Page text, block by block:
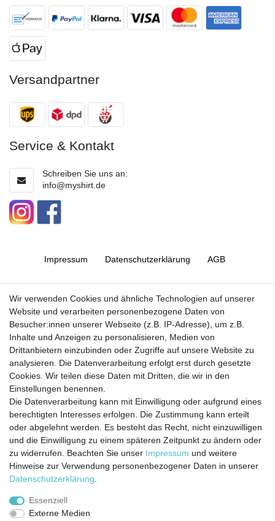
Versandpartner
Service & Kontakt
Schreiben Sie uns an:
info@myshirt.de
Impressum Daten­schutz­erklärung AGB
Barrierefreiheitserklärung Widerrufs­recht
Vertrag widerrufen Kontakt
Jetzt anmelden und auf dem Laufenden
bleiben!
Sie wollen keine Neuigkeiten verpassen?
Dann melden Sie sich noch heute zu unserem Newsletter an:
VORNAME
E-MAIL **
Newsletter
Wir verwenden Cookies und ähnliche Technologien auf unserer
Website und verarbeiten personenbezogene Daten von
Besucher:innen unserer Webseite (z.B. IP-Adresse), um z.B.
Inhalte und Anzeigen zu personalisieren, Medien von
Drittanbietern einzubinden oder Zugriffe auf unsere Website zu
analysieren. Die Datenverarbeitung erfolgt erst durch gesetzte
Cookies. Wir teilen diese Daten mit Dritten, die wir in den
Einstellungen benennen.
Die Datenverarbeitung kann mit Einwilligung oder aufgrund eines
berechtigten Interesses erfolgen. Die Zustimmung kann erteilt
oder abgelehnt werden. Es besteht das Recht, nicht einzuwilligen
und die Einwilligung zu einem späteren Zeitpunkt zu ändern oder
zu widerrufen. Beachten Sie unser Impressum und weitere
Hinweise zur Verwendung personenbezogener Daten in unserer
Daten­schutz­erklärung
Essenziell
Externe Medien